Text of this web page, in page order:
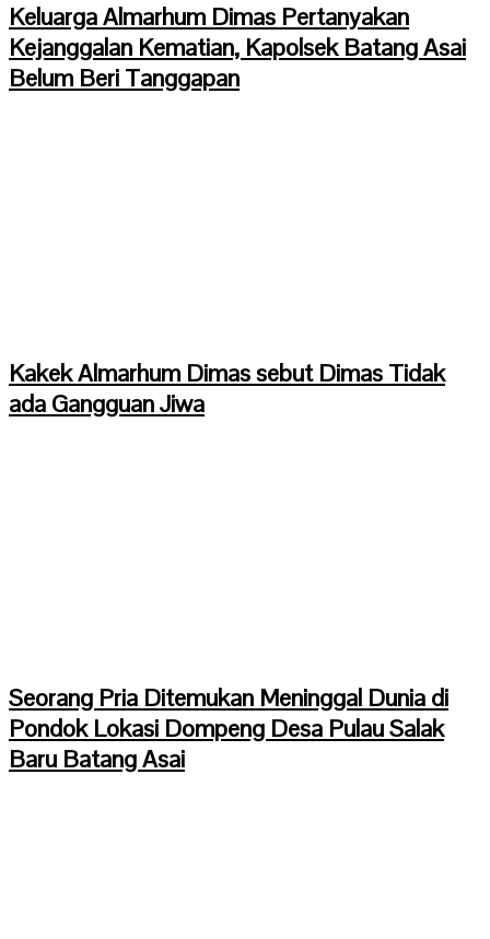
Keluarga Almarhum Dimas Pertanyakan
Kejanggalan Kematian, Kapolsek Batang Asai
Belum Beri Tanggapan
Kakek Almarhum Dimas sebut Dimas Tidak
ada Gangguan Jiwa
Seorang Pria Ditemukan Meninggal Dunia di
Pondok Lokasi Dompeng Desa Pulau Salak
Baru Batang Asai